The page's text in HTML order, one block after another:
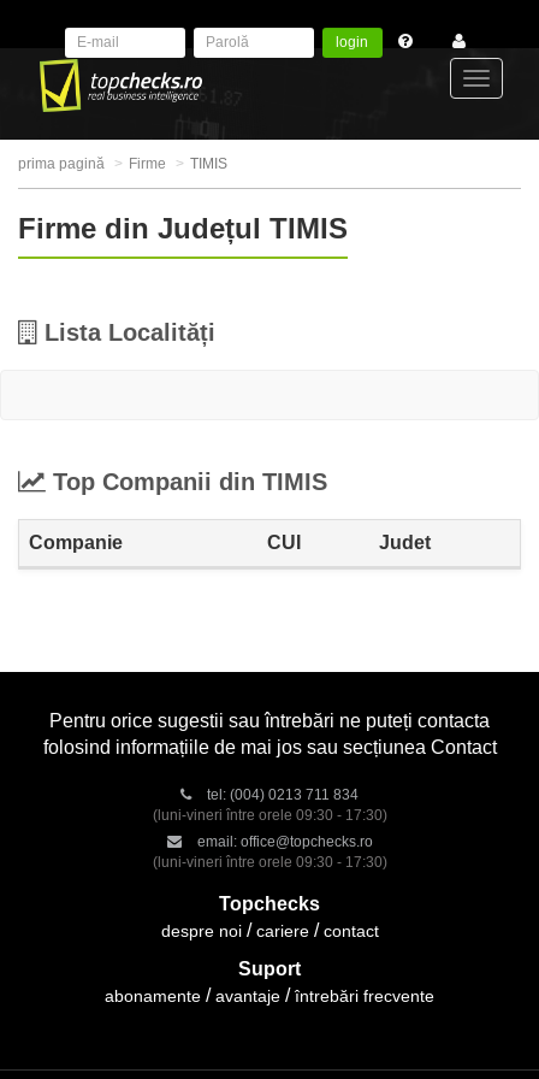
login
prima pagină Firme TIMIS
Firme din Județul TIMIS
Lista Localități
Top Companii din TIMIS
Companie CUI Judet
Pentru orice sugestii sau întrebări ne puteți contacta
folosind informațiile de mai jos sau secțiunea Contact
tel: (004) 0213 711 834
(luni-vineri între orele 09:30 - 17:30)
email: office@topchecks.ro
(luni-vineri între orele 09:30 - 17:30)
Topchecks
despre noi cariere contact
Suport
abonamente avantaje întrebări frecvente